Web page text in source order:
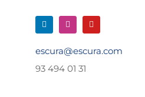
escura@escura.com
93 494 01 31